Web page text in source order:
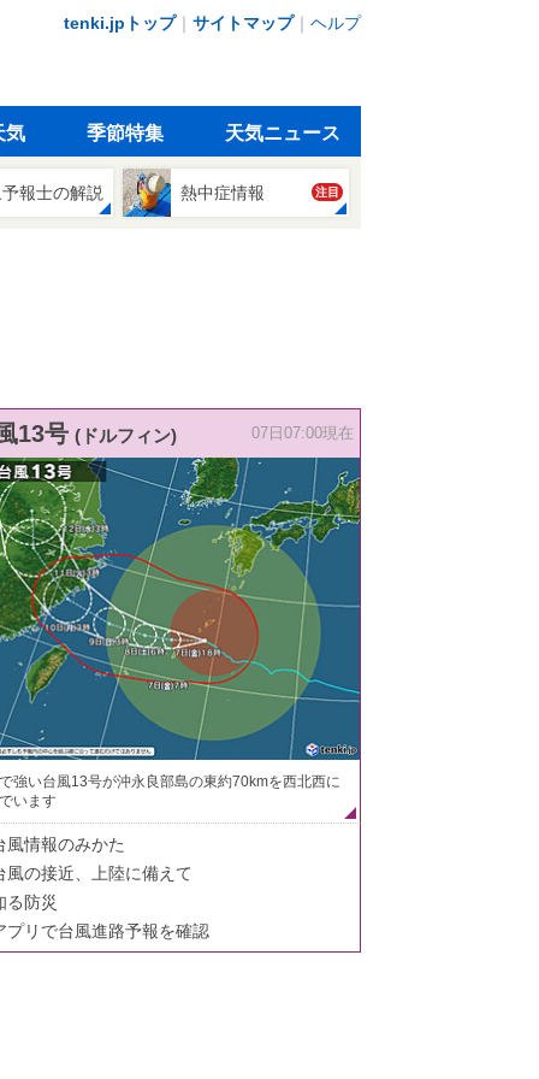
tenki.jpトップ｜ サイトマップ｜ ヘルプ
気 季節特集 天気ニュース
報士の解説 熱中症情報 注目
13号 (ドルフィン) 07日07:00現在
強い台風13号が沖永良部島の東約70kmを西北西に
います
風情報のみかた
風の接近、上陸に備えて
る防災
プリで台風進路予報を確認